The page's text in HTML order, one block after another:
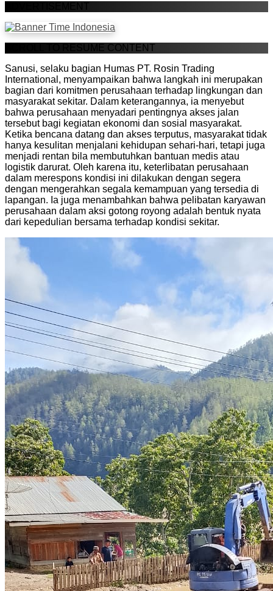
ADVERTISEMENT
SCROLL TO RESUME CONTENT
Sanusi, selaku bagian Humas PT. Rosin Trading
International, menyampaikan bahwa langkah ini merupakan
bagian dari komitmen perusahaan terhadap lingkungan dan
masyarakat sekitar. Dalam keterangannya, ia menyebut
bahwa perusahaan menyadari pentingnya akses jalan
tersebut bagi kegiatan ekonomi dan sosial masyarakat.
Ketika bencana datang dan akses terputus, masyarakat tidak
hanya kesulitan menjalani kehidupan sehari-hari, tetapi juga
menjadi rentan bila membutuhkan bantuan medis atau
logistik darurat. Oleh karena itu, keterlibatan perusahaan
dalam merespons kondisi ini dilakukan dengan segera
dengan mengerahkan segala kemampuan yang tersedia di
lapangan. Ia juga menambahkan bahwa pelibatan karyawan
perusahaan dalam aksi gotong royong adalah bentuk nyata
dari kepedulian bersama terhadap kondisi sekitar.